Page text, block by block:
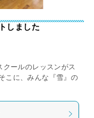
しました
ールのレッスンがス
こに、みんな『雪』の